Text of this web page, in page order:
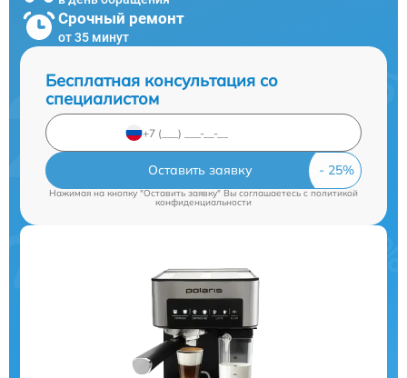
Срочный ремонт
от 35 минут
Бесплатная консультация со
специалистом
Оставить заявку
Нажимая на кнопку "Оставить заявку" Вы соглашаетесь cполитикой
конфиденциальности